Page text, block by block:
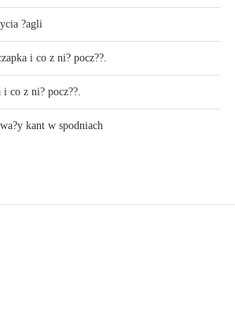
?agli
i co z ni? pocz??.
co z ni? pocz??.
kant w spodniach